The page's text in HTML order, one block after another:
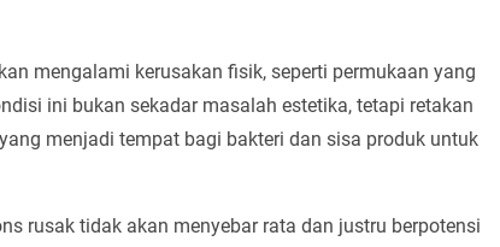
mengalami kerusakan fisik, seperti permukaan yang
ini bukan sekadar masalah estetika, tetapi retakan
menjadi tempat bagi bakteri dan sisa produk untuk
rusak tidak akan menyebar rata dan justru berpotensi